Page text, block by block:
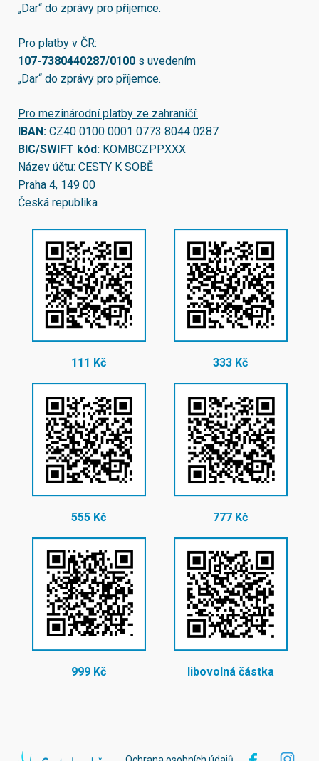
„Dar“ do zprávy pro příjemce.
Pro platby v ČR:
107-7380440287/0100 s uvedením
„Dar“ do zprávy pro příjemce.
Pro mezinárodní platby ze zahraničí:
IBAN: CZ40 0100 0001 0773 8044 0287
BIC/SWIFT kód: KOMBCZPPXXX
Název účtu: CESTY K SOBĚ
Praha 4, 149 00
Česká republika
111 Kč 333 Kč
555 Kč 777 Kč
999 Kč libovolná částka